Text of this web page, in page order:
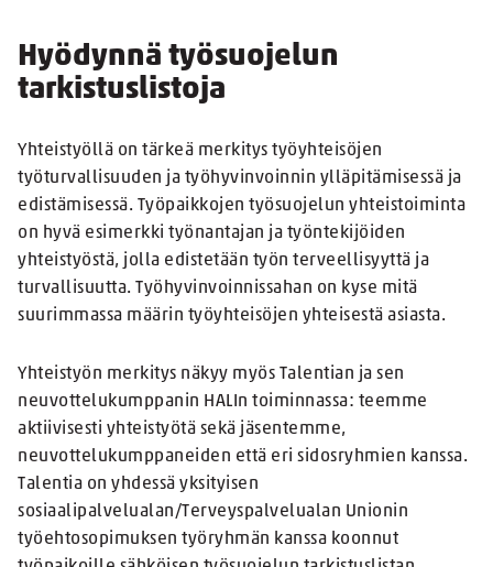
Hyödynnä työsuojelun
tarkistuslistoja
Yhteistyöllä on tärkeä merkitys työyhteisöjen
työturvallisuuden ja työhyvinvoinnin ylläpitämisessä ja
edistämisessä. Työpaikkojen työsuojelun yhteistoiminta
on hyvä esimerkki työnantajan ja työntekijöiden
yhteistyöstä, jolla edistetään työn terveellisyyttä ja
turvallisuutta. Työhyvinvoinnissahan on kyse mitä
suurimmassa määrin työyhteisöjen yhteisestä asiasta.
Yhteistyön merkitys näkyy myös Talentian ja sen
neuvottelukumppanin HALIn toiminnassa: teemme
aktiivisesti yhteistyötä sekä jäsentemme,
neuvottelukumppaneiden että eri sidosryhmien kanssa.
Talentia on yhdessä yksityisen
sosiaalipalvelualan/Terveyspalvelualan Unionin
työehtosopimuksen työryhmän kanssa koonnut